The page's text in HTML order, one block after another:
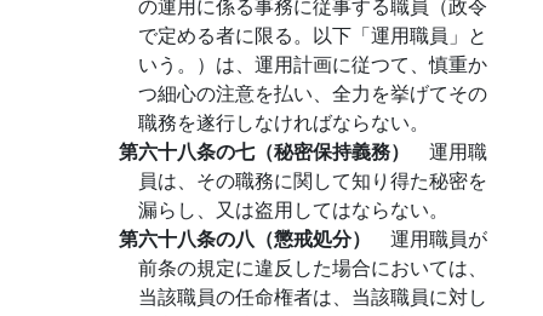
で定める者に限る。以下「運用職員」と
いう。）は、運用計画に従つて、慎重か
つ細心の注意を払い、全力を挙げてその
職務を遂行しなければならない。
第六十八条の七（秘密保持義務） 運用職
員は、その職務に関して知り得た秘密を
漏らし、又は盗用してはならない。
第六十八条の八（懲戒処分） 運用職員が
前条の規定に違反した場合においては、
当該職員の任命権者は、当該職員に対し